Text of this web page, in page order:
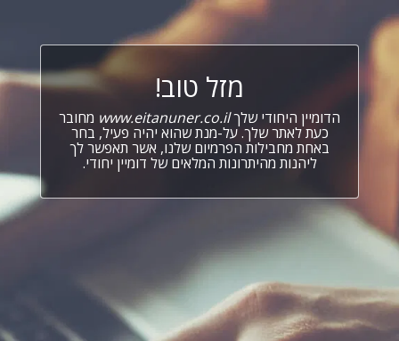
מזל טוב!
הדומיין היחודי שלךwww.eitanuner.co.il מחובר
כעת לאתר שלך. על-מנת שהוא יהיה פעיל, בחר
באחת מחבילות הפרמיום שלנו, אשר תאפשר לך
ליהנות מהיתרונות המלאים של דומיין יחודי.